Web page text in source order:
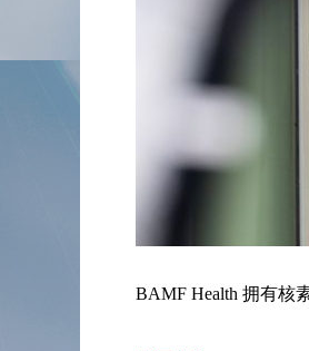
BAMF Health 拥有核